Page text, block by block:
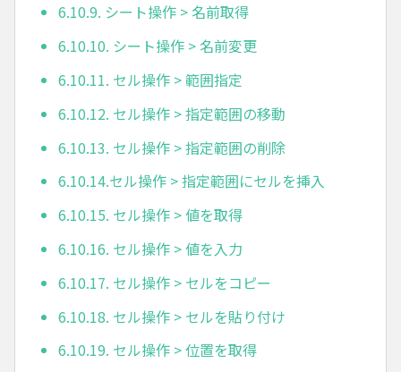
6.10.9. シート操作 > 名前取得
6.10.10. シート操作 > 名前変更
6.10.11. セル操作 > 範囲指定
6.10.12. セル操作 > 指定範囲の移動
6.10.13. セル操作 > 指定範囲の削除
6.10.14.セル操作 > 指定範囲にセルを挿入
6.10.15. セル操作 > 値を取得
6.10.16. セル操作 > 値を入力
6.10.17. セル操作 > セルをコピー
6.10.18. セル操作 > セルを貼り付け
6.10.19. セル操作 > 位置を取得